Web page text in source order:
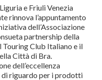
e Friuli Venezia
rinnova l’appuntamento
dell’Associazione
partnership della
Touring Club Italiano e il
Città di Bra.
dell’eccellenza
di riguardo per i prodotti